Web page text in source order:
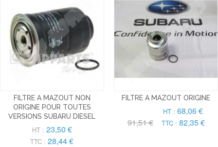
FILTRE A MAZOUT NON
ORIGINE POUR TOUTES
VERSIONS SUBARU DIESEL
HT : 23,50 €
TTC : 28,44 €
FILTRE A MAZOUT ORIGINE
91,51 €
HT : 68,06 €
TTC : 82,35 €